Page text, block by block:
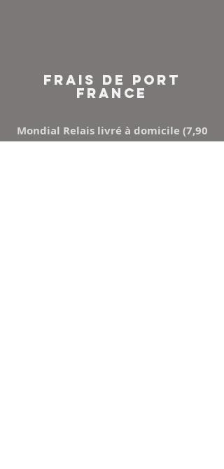
FRAIS DE PORT
FRANCE
Mondial Relais livré à domicile (7,90
€)